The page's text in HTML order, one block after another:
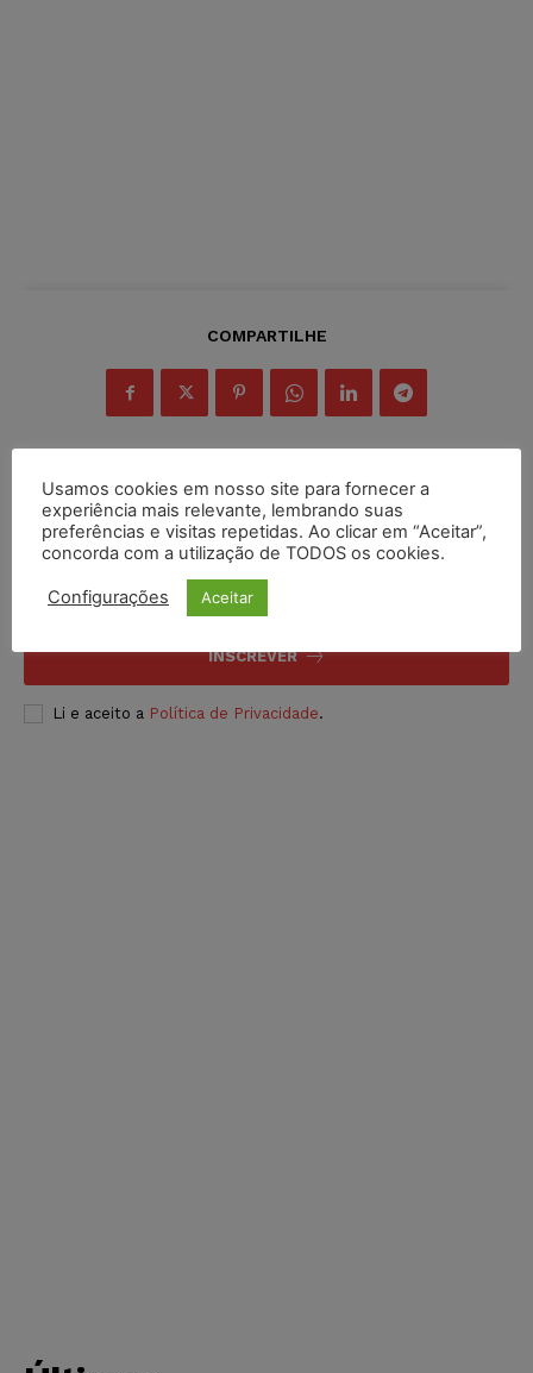
COMPARTILHE
Inscreva-se
INSCREVER
Li e aceito a Política de Privacidade.
Usamos cookies em nosso site para fornecer a
experiência mais relevante, lembrando suas
preferências e visitas repetidas. Ao clicar em “Aceitar”,
concorda com a utilização de TODOS os cookies.
Configurações Aceitar